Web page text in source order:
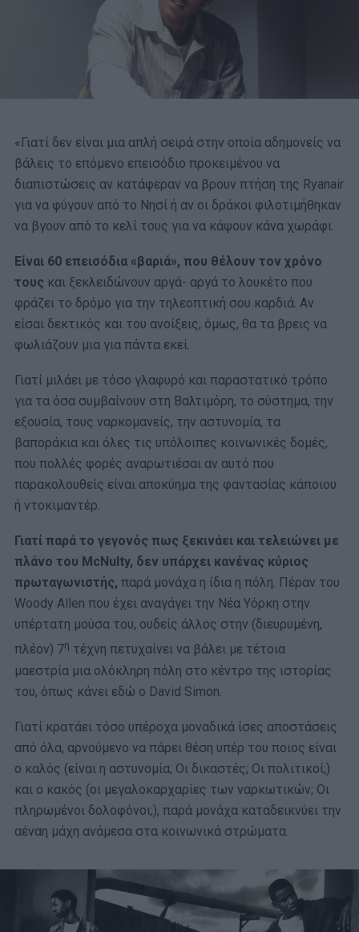
«Γιατί δεν είναι μια απλή σειρά στην οποία αδημονείς να
βάλεις το επόμενο επεισόδιο προκειμένου να
διαπιστώσεις αν κατάφεραν να βρουν πτήση της Ryanair
για να φύγουν από το Νησί ή αν οι δράκοι φιλοτιμήθηκαν
να βγουν από το κελί τους για να κάψουν κάνα χωράφι.
Είναι 60 επεισόδια «βαριά», που θέλουν τον χρόνο
τους και ξεκλειδώνουν αργά- αργά το λουκέτο που
φράζει το δρόμο για την τηλεοπτική σου καρδιά. Αν
είσαι δεκτικός και του ανοίξεις, όμως, θα τα βρεις να
φωλιάζουν μια για πάντα εκεί.
Γιατί μιλάει με τόσο γλαφυρό και παραστατικό τρόπο
για τα όσα συμβαίνουν στη Βαλτιμόρη, το σύστημα, την
εξουσία, τους ναρκομανείς, την αστυνομία, τα
βαποράκια και όλες τις υπόλοιπες κοινωνικές δομές,
που πολλές φορές αναρωτιέσαι αν αυτό που
παρακολουθείς είναι αποκύημα της φαντασίας κάποιου
ή ντοκιμαντέρ.
Γιατί παρά το γεγονός πως ξεκινάει και τελειώνει με
πλάνο του McNulty, δεν υπάρχει κανένας κύριος
πρωταγωνιστής, παρά μονάχα η ίδια η πόλη. Πέραν του
Woody Allen που έχει αναγάγει την Νέα Υόρκη στην
υπέρτατη μούσα του, ουδείς άλλος στην (διευρυμένη,
πλέον) 7η τέχνη πετυχαίνει να βάλει με τέτοια
μαεστρία μια ολόκληρη πόλη στο κέντρο της ιστορίας
του, όπως κάνει εδώ ο David Simon.
Γιατί κρατάει τόσο υπέροχα μοναδικά ίσες αποστάσεις
από όλα, αρνούμενο να πάρει θέση υπέρ του ποιος είναι
ο καλός (είναι η αστυνομία; Οι δικαστές; Οι πολιτικοί;)
και ο κακός (οι μεγαλοκαρχαρίες των ναρκωτικών; Οι
πληρωμένοι δολοφόνοι;), παρά μονάχα καταδεικνύει την
αέναη μάχη ανάμεσα στα κοινωνικά στρώματα.